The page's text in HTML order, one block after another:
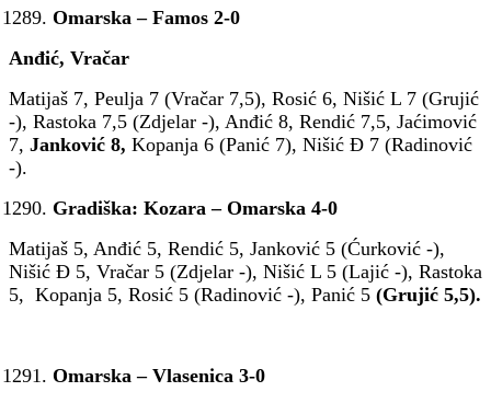
Omarska – Famos 2-0
Anđić, Vračar
Matijaš 7, Peulja 7 (Vračar 7,5), Rosić 6, Nišić L 7 (Grujić
-), Rastoka 7,5 (Zdjelar -), Anđić 8, Rendić 7,5, Jaćimović
7, Janković 8, Kopanja 6 (Panić 7), Nišić Đ 7 (Radinović
-).
Gradiška: Kozara – Omarska 4-0
Matijaš 5, Anđić 5, Rendić 5, Janković 5 (Ćurković -),
Nišić Đ 5, Vračar 5 (Zdjelar -), Nišić L 5 (Lajić -), Rastoka
5, Kopanja 5, Rosić 5 (Radinović -), Panić 5 (Grujić 5,5).
Omarska – Vlasenica 3-0